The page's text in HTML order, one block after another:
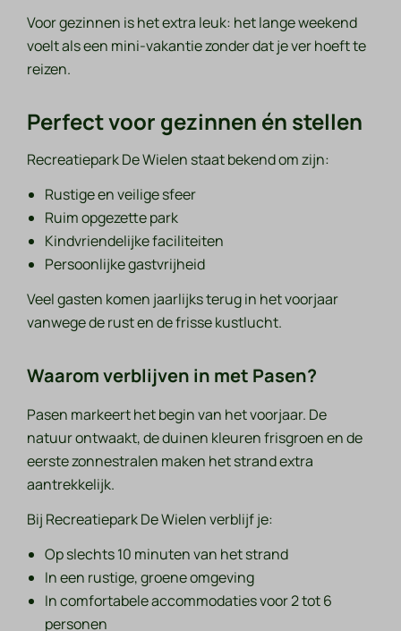
Voor gezinnen is het extra leuk: het lange weekend
voelt als een mini-vakantie zonder dat je ver hoeft te
reizen.
Perfect voor gezinnen én stellen
Recreatiepark De Wielen staat bekend om zijn:
Rustige en veilige sfeer
Ruim opgezette park
Kindvriendelijke faciliteiten
Persoonlijke gastvrijheid
Veel gasten komen jaarlijks terug in het voorjaar
vanwege de rust en de frisse kustlucht.
Waarom verblijven in met Pasen?
Pasen markeert het begin van het voorjaar. De
natuur ontwaakt, de duinen kleuren frisgroen en de
eerste zonnestralen maken het strand extra
aantrekkelijk.
Bij Recreatiepark De Wielen verblijf je:
Op slechts 10 minuten van het strand
In een rustige, groene omgeving
In comfortabele accommodaties voor 2 tot 6
personen